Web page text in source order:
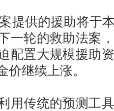
供的援助将于
一轮的救助法案
配置大规模援助
价继续上涨。
传统的预测工具